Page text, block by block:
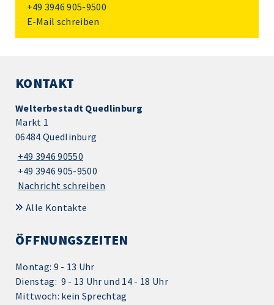
+49 3946 905-9500
E-Mail schreiben
KONTAKT
Welterbestadt Quedlinburg
Markt 1
06484 Quedlinburg
+49 3946 90550
+49 3946 905-9500
Nachricht schreiben
Alle Kontakte
ÖFFNUNGSZEITEN
Montag: 9 - 13 Uhr
Dienstag: 9 - 13 Uhr und 14 - 18 Uhr
Mittwoch: kein Sprechtag